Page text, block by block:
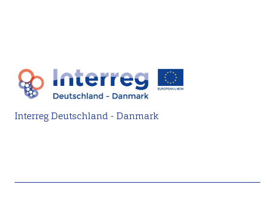
Interreg Deutschland - Danmark